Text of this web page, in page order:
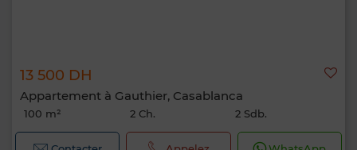
13 500 DH
Appartement à Gauthier, Casablanca
100 m² 2 Ch. 2 Sdb.